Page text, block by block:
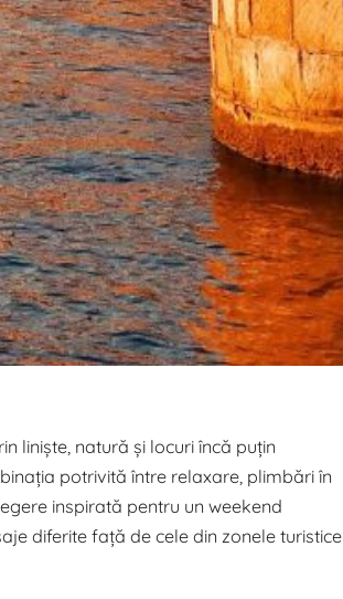
liniște, natură și locuri încă puțin
potrivită între relaxare, plimbări în
inspirată pentru un weekend
diferite față de cele din zonele turistice